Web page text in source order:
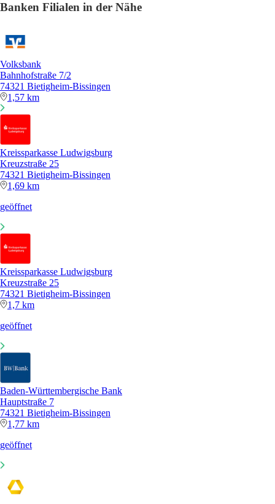
Banken Filialen in der Nähe
Volksbank
Bahnhofstraße 7/2
74321 Bietigheim-Bissingen
1,57 km
Kreissparkasse Ludwigsburg
Kreuzstraße 25
74321 Bietigheim-Bissingen
1,69 km
geöffnet
Kreissparkasse Ludwigsburg
Kreuzstraße 25
74321 Bietigheim-Bissingen
1,7 km
geöffnet
Baden-Württembergische Bank
Hauptstraße 7
74321 Bietigheim-Bissingen
1,77 km
geöffnet